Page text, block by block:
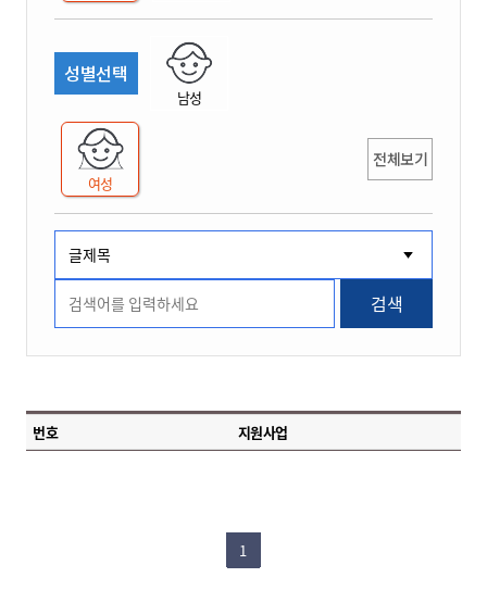
성별선택
남성
여성
전체보기
검색
번호 지원사업
1